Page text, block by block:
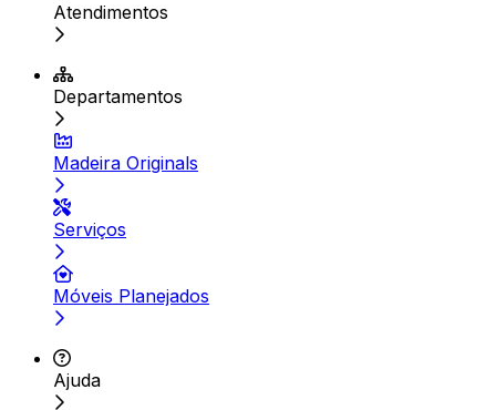
Atendimentos
Departamentos
Madeira Originals
Serviços
Móveis Planejados
Ajuda